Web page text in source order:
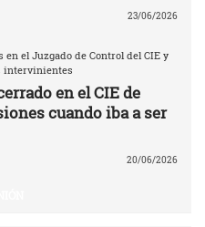
23/06/2026
el Juzgado de Control del CIE y
intervinientes
en el CIE de
cuando iba a ser
20/06/2026